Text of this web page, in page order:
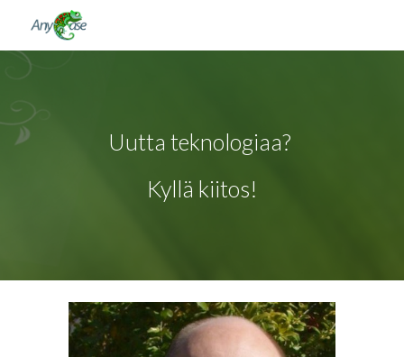
Skip to main content
Uutta teknologiaa?
Kyllä kiitos!